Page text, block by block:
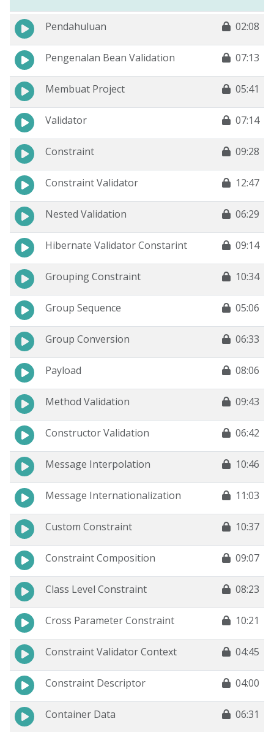
Pendahuluan 02:08
Pengenalan Bean Validation 07:13
Membuat Project 05:41
Validator 07:14
Constraint 09:28
Constraint Validator 12:47
Nested Validation 06:29
Hibernate Validator Constarint 09:14
Grouping Constraint 10:34
Group Sequence 05:06
Group Conversion 06:33
Payload 08:06
Method Validation 09:43
Constructor Validation 06:42
Message Interpolation 10:46
Message Internationalization 11:03
Custom Constraint 10:37
Constraint Composition 09:07
Class Level Constraint 08:23
Cross Parameter Constraint 10:21
Constraint Validator Context 04:45
Constraint Descriptor 04:00
Container Data 06:31